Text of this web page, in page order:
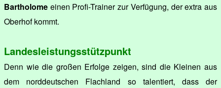
Bartholome einen Profi-Trainer zur Verfügung, der extra aus
Oberhof kommt.
Landesleistungsstützpunkt
Denn wie die großen Erfolge zeigen, sind die Kleinen aus
dem norddeutschen Flachland so talentiert, dass der